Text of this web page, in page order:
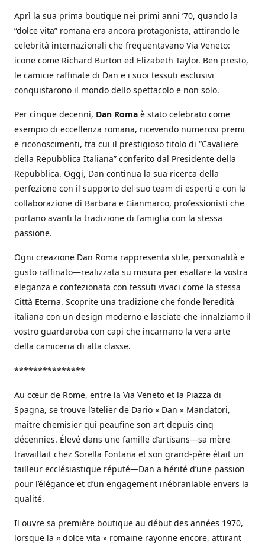
Aprì la sua prima boutique nei primi anni ’70, quando la
“dolce vita” romana era ancora protagonista, attirando le
celebrità internazionali che frequentavano Via Veneto:
icone come Richard Burton ed Elizabeth Taylor. Ben presto,
le camicie raffinate di Dan e i suoi tessuti esclusivi
conquistarono il mondo dello spettacolo e non solo.
Per cinque decenni, Dan Roma è stato celebrato come
esempio di eccellenza romana, ricevendo numerosi premi
e riconoscimenti, tra cui il prestigioso titolo di “Cavaliere
della Repubblica Italiana” conferito dal Presidente della
Repubblica. Oggi, Dan continua la sua ricerca della
perfezione con il supporto del suo team di esperti e con la
collaborazione di Barbara e Gianmarco, professionisti che
portano avanti la tradizione di famiglia con la stessa
passione.
Ogni creazione Dan Roma rappresenta stile, personalità e
gusto raffinato—realizzata su misura per esaltare la vostra
eleganza e confezionata con tessuti vivaci come la stessa
Città Eterna. Scoprite una tradizione che fonde l’eredità
italiana con un design moderno e lasciate che innalziamo il
vostro guardaroba con capi che incarnano la vera arte
della camiceria di alta classe.
***************
Au cœur de Rome, entre la Via Veneto et la Piazza di
Spagna, se trouve l’atelier de Dario « Dan » Mandatori,
maître chemisier qui peaufine son art depuis cinq
décennies. Élevé dans une famille d’artisans—sa mère
travaillait chez Sorella Fontana et son grand-père était un
tailleur ecclésiastique réputé—Dan a hérité d’une passion
pour l’élégance et d’un engagement inébranlable envers la
qualité.
Il ouvre sa première boutique au début des années 1970,
lorsque la « dolce vita » romaine rayonne encore, attirant